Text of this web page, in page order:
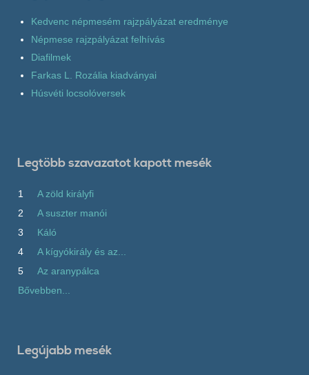
Kedvenc népmesém rajzpályázat eredménye
Népmese rajzpályázat felhívás
Diafilmek
Farkas L. Rozália kiadványai
Húsvéti locsolóversek
Legtöbb szavazatot kapott mesék
1
A zöld királyfi
2
A suszter manói
3
Káló
4
A kígyókirály és az...
5
Az aranypálca
Bővebben...
Legújabb mesék